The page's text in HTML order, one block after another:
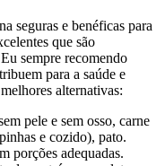
seguras e benéficas para
que são
sempre recomendo
para a saúde e
alternativas:
pele e sem osso, carne
e cozido), pato.
porções adequadas.